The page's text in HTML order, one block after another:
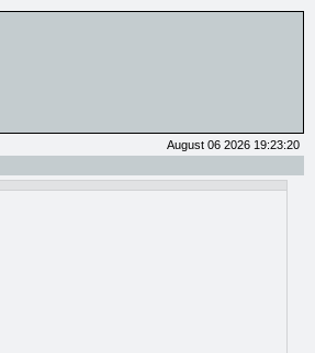
August 06 2026 19:23:20